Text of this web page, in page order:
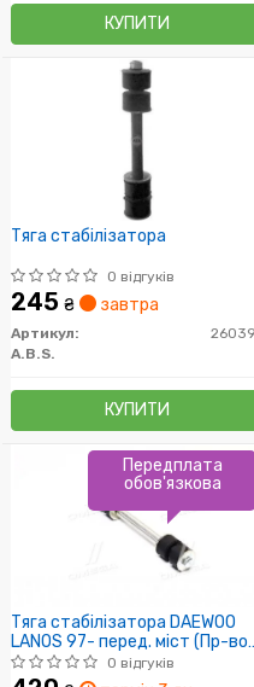
КУПИТИ
Тяга стабілізатора
0 відгуків
245 ₴ завтра
Артикул:
A.B.S.
КУПИТИ
Тяга стабілізатора DAEWOO
LANOS 97- перед. міст (Пр-
MOOG)
0 відгуків
Передплата
обов'язкова